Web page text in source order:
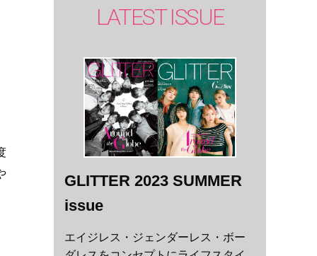
LATEST ISSUE
GLITTER 2023 SUMMER
issue
エイジレス・ジェンダーレス・ボー